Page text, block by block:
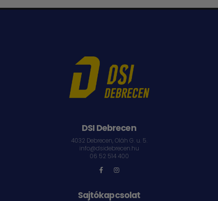
DSI Debrecen
4032 Debrecen, Oláh G. u. 5.
info@dsidebrecen.hu
06 52 514 400
Sajtókapcsolat